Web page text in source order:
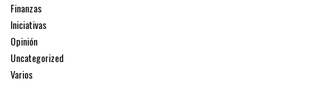
Finanzas
Iniciativas
Opinión
Uncategorized
Varios